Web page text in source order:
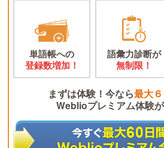
単語帳への
登録数増加！
語彙力診断が
無制限！
まずは体験！今なら最大
Weblioプレミアム体験